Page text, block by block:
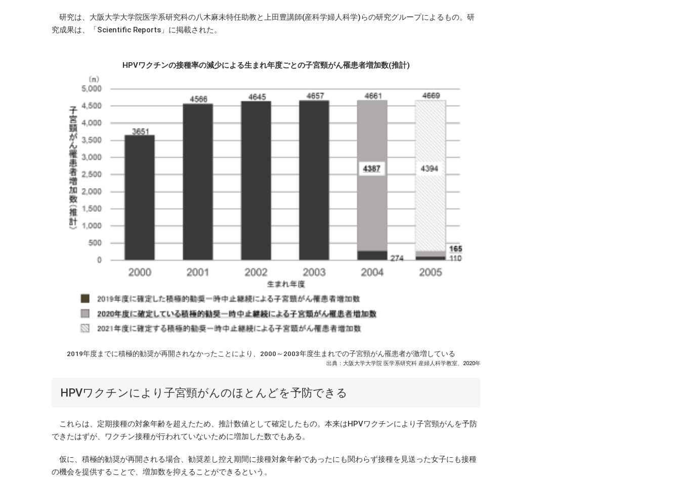
研究は、大阪大学大学院医学系研究科の八木麻未特任助教と上田豊講師(産科学婦人科学)らの研究グループによるもの。研
究成果は、「Scientific Reports」に掲載された。
HPVワクチンの接種率の減少による生まれ年度ごとの子宮頸がん罹患者増加数(推計)
2019年度までに積極的勧奨が再開されなかったことにより、2000～2003年度生まれでの子宮頸がん罹患者が激増している
出典：大阪大学大学院 医学系研究科 産婦人科学教室、2020年
HPVワクチンにより子宮頸がんのほとんどを予防できる
これらは、定期接種の対象年齢を超えたため、推計数値として確定したもの。本来はHPVワクチンにより子宮頸がんを予防
できたはずが、ワクチン接種が行われていないために増加した数でもある。
仮に、積極的勧奨が再開される場合、勧奨差し控え期間に接種対象年齢であったにも関わらず接種を見送った女子にも接種
の機会を提供することで、増加数を抑えることができるという。